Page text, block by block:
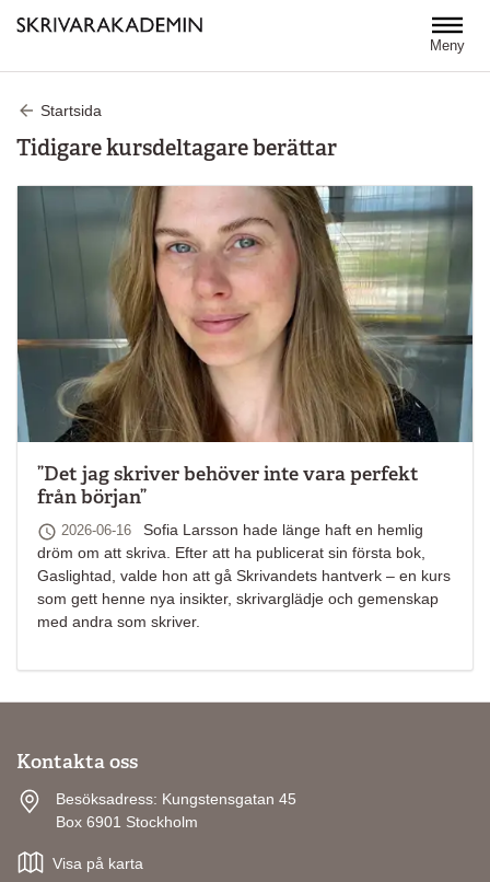
Meny
Startsida
Tidigare kursdeltagare berättar
”Det jag skriver behöver inte vara perfekt
från början”
Senast ändrad
2026-06-16
Sofia Larsson hade länge haft en hemlig
dröm om att skriva. Efter att ha publicerat sin första bok,
Gaslightad, valde hon att gå Skrivandets hantverk – en kurs
som gett henne nya insikter, skrivarglädje och gemenskap
med andra som skriver.
Kontakta oss
Besöksadress: Kungstensgatan 45
Box 6901 Stockholm
Visa på karta